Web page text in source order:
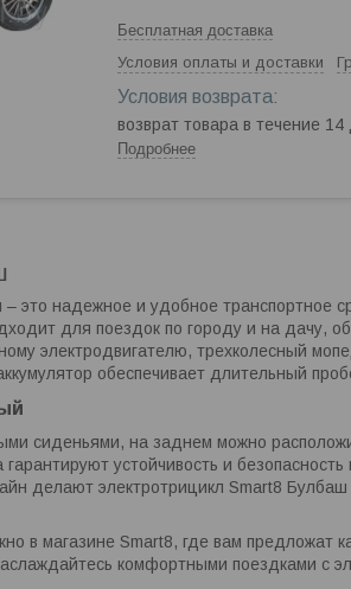
Бесплатная доставка
Условия оплаты и доставки
возврат товара в течение 14
Подробнее
это надежное и удобное транспортное
для поездок по городу и на дачу,
электродвигателю, трехколесный
обеспечивает длительный
сиденьями, на заднем можно
устойчивость и
делают электротрицикл Smart8
в магазине Smart8, где вам предложат
комфортными поездками с